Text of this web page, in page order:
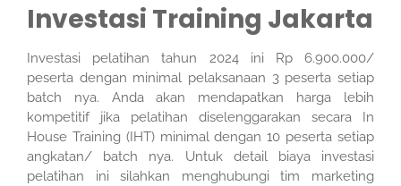
Investasi Training Jakarta
Investasi pelatihan tahun 2024 ini Rp 6.900.000/
peserta dengan minimal pelaksanaan 3 peserta setiap
batch nya. Anda akan mendapatkan harga lebih
kompetitif jika pelatihan diselenggarakan secara In
House Training (IHT) minimal dengan 10 peserta setiap
angkatan/ batch nya. Untuk detail biaya investasi
pelatihan ini silahkan menghubungi tim marketing